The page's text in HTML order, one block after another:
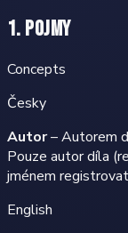
1. Pojmy
Concepts
Česky
Autor– Autorem
Pouze autor díla
jménem
English